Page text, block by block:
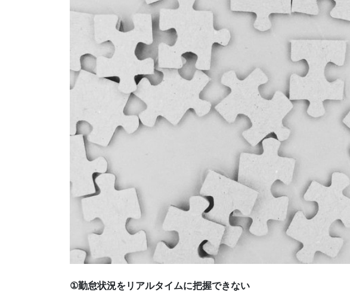
①勤怠状況をリアルタイムに把握できない